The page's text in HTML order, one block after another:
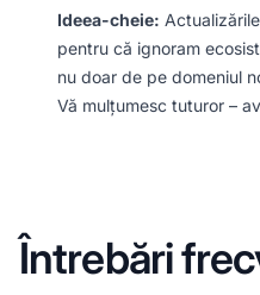
Ideea-cheie:
pentru că ignoram
nu doar de pe domeniul
Vă mulțumesc tuturor –
Întrebări